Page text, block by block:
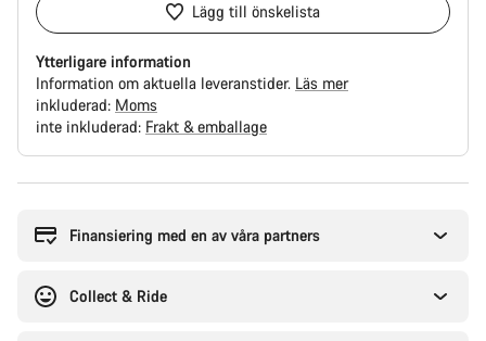
Lägg till önskelista
Ytterligare information
Information om aktuella leveranstider. Läs mer
inkluderad: Moms
inte inkluderad: Frakt & emballage
köpa
Finansiering med en av våra partners
Collect & Ride